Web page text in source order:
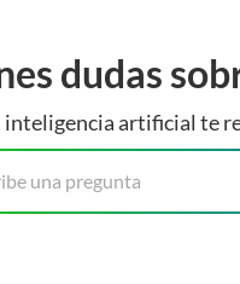
dudas
artificial te
una pregunta